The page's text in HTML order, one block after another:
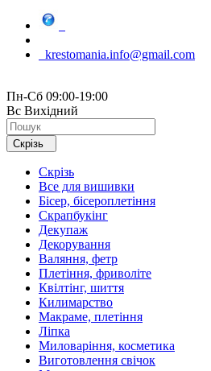
krestomania.info@gmail.com
Пн-Сб 09:00-19:00
Вс Вихідний
Скрізь
Скрізь
Все для вишивки
Бісер, бісероплетіння
Скрапбукінг
Декупаж
Декорування
Валяння, фетр
Плетіння, фриволіте
Квілтінг, шиття
Килимарство
Макраме, плетіння
Ліпка
Миловаріння, косметика
Виготовлення свічок